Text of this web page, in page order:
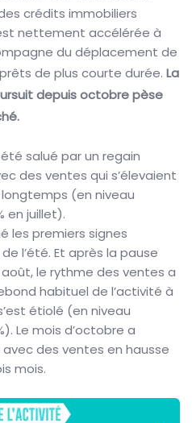
crédits immobiliers
nettement accélérée à
du déplacement de
de plus courte durée. La
depuis octobre pèse
salué par un regain
des ventes qui s’élevaient
(en niveau
en juillet).
les premiers signes
l’été. Et après la pause
le rythme des ventes a
habituel de l’activité à
étiolé (en niveau
Le mois d’octobre a
des ventes en hausse
mois.